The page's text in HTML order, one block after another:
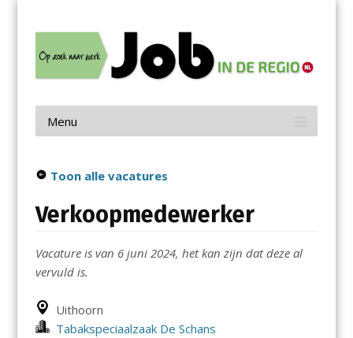
contentJob in de Regio
Menu
Toon alle vacatures
Verkoopmedewerker
Vacature is van 6 juni 2024, het kan zijn dat deze al
vervuld is.
Uithoorn
Tabakspeciaalzaak De Schans